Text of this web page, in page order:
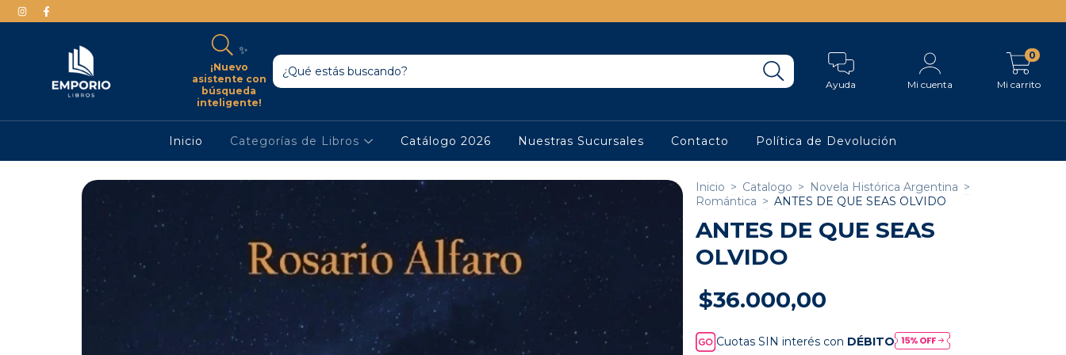
✨
¡Nuevo
asistente con
búsqueda
inteligente!
Ayuda Mi cuenta Mi carrito
0
Inicio Categorías de Libros Catálogo 2026 Nuestras Sucursales Contacto Política de Devolución
Inicio > Catalogo > Novela Histórica Argentina >
Romántica > ANTES DE QUE SEAS OLVIDO
ANTES DE QUE SEAS
OLVIDO
$36.000,00
Cuotas SIN interés con DÉBITO